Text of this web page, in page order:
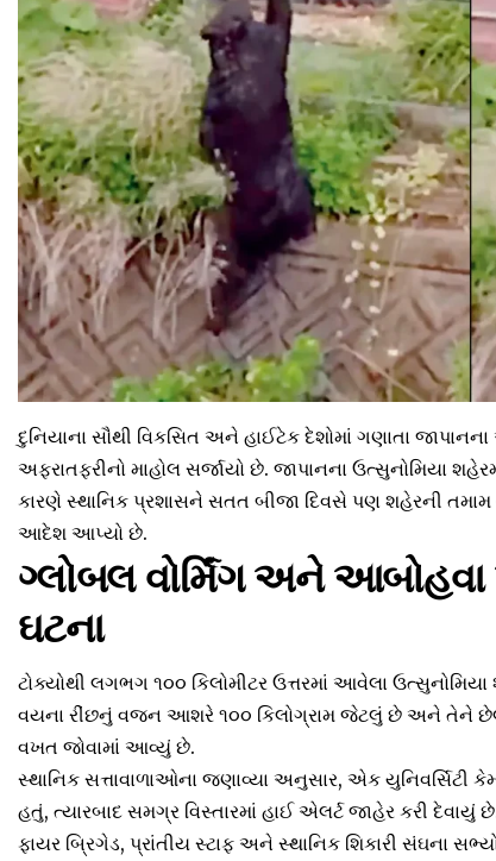
દુનિયાના સૌથી વિકસિત અને હાઈટેક દેશોમાં ગણાતા
અફરાતફરીનો માહોલ સર્જાયો છે. જાપાનના ઉત્સુનોમિયા
કારણે સ્થાનિક પ્રશાસને સતત બીજા દિવસે પણ શહેરની તમામ
આદેશ આપ્યો છે.
ગ્લોબલ વોર્મિંગ અને આબોહવા
ઘટના
ટોક્યોથી લગભગ ૧૦૦ કિલોમીટર ઉત્તરમાં આવેલા
વયના રીંછનું વજન આશરે ૧૦૦ કિલોગ્રામ જેટલું છે અને તેને
વખત જોવામાં આવ્યું છે.
સ્થાનિક સત્તાવાળાઓના જણાવ્યા અનુસાર, એક યુનિવર્સિટી
હતું, ત્યારબાદ સમગ્ર વિસ્તારમાં હાઈ એલર્ટ જાહેર કરી દેવાયું
ફાયર બ્રિગેડ, પ્રાંતીય સ્ટાફ અને સ્થાનિક શિકારી સંઘના